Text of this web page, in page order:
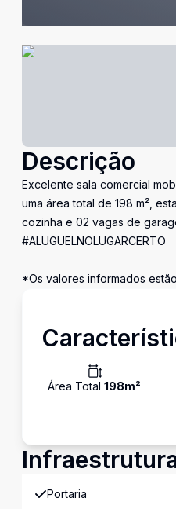
Descrição
Excelente sala comercial
uma área total de 198 m²,
cozinha e 02 vagas de
#ALUGUELNOLUGARCERTO
*Os valores informados
Área Total 198m²
Portaria